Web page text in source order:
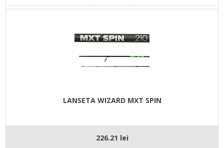
LANSETA WIZARD MXT SPIN
226.21 lei